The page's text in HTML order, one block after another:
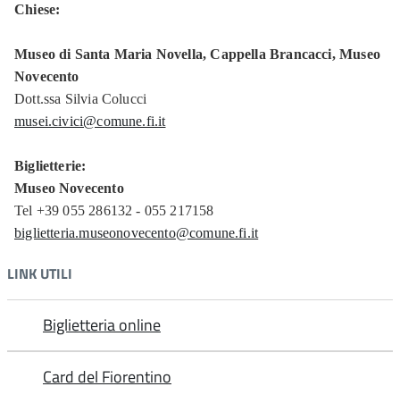
Chiese:
Museo di Santa Maria Novella, Cappella Brancacci, Museo
Novecento
Dott.ssa Silvia Colucci
musei.civici@comune.fi.it
Biglietterie:
Museo Novecento
Tel +39 055 286132 - 055 217158
biglietteria.museonovecento@comune.fi.it
LINK UTILI
Biglietteria online
Card del Fiorentino